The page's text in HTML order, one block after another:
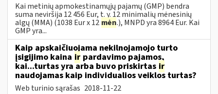
Kai metinių apmokestinamųjų pajamų (GMP) bendra
suma neviršija 12 456 Eur, t. y. 12 minimalių mėnesinių
algų (MMA) (1038 Eur x 12 mėn.), MNPD yra 8964 Eur. Kai
GMP yra...
Kaip apskaičiuojama nekilnojamojo turto
įsigijimo kaina ir pardavimo pajamos,
kai...turtas yra arba buvo priskirtas ir
naudojamas kaip individualios veiklos turtas?
Web turinio sąrašas 2018-11-22